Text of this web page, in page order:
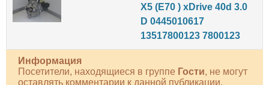
X5 (E70 ) xDrive 40d 3.0
D 0445010617
13517800123 7800123
Информация
Посетители, находящиеся в группе Гости, не могут
оставлять комментарии к данной публикации.